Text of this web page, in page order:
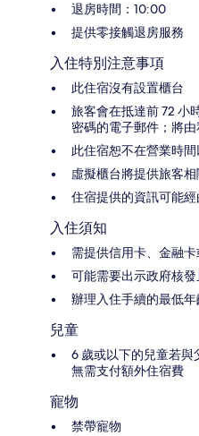
退房時間：10:00
提供零接觸退房服務
入住特別注意事項
此住宿沒有設置櫃台
旅客會在抵達前 72 小
密碼的電子郵件；將
此住宿恕不在營業時間
虛擬櫃台將提供旅客
住宿提供的資訊可能
入住須知
需提供信用卡、金融
可能需要出示政府核
辦理入住手續的最低年
兒童
6 歲或以下的兒童若與
無需支付額外住宿費
寵物
禁帶寵物